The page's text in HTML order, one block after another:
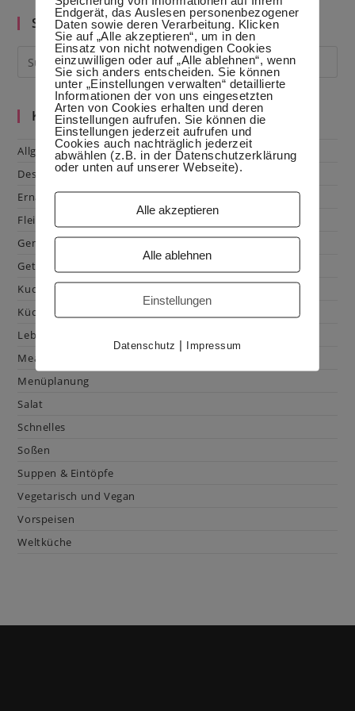
Schnelles
Abendbrot
Suche im Blog
Kategorien
Allgemein
Dessert
Ernährung
Fleisch & Geflügel
Gemüse
Getränke
Kuchen & Gebäck
Küchenhacks
Lebensmittelkunde
Mealprep
Menüplanung
Salat
Schnelles
Soßen
Suppen & Eintöpfe
Vegetarisch und Vegan
Vorspeisen
Weltküche
Endgerät, das Auslesen personenbezogener
Daten sowie deren Verarbeitung. Klicken
Sie auf „Alle akzeptieren“, um in den
Einsatz von nicht notwendigen Cookies
einzuwilligen oder auf „Alle ablehnen“, wenn
Sie sich anders entscheiden. Sie können
unter „Einstellungen verwalten“ detaillierte
Informationen der von uns eingesetzten
Arten von Cookies erhalten und deren
Einstellungen aufrufen. Sie können die
Einstellungen jederzeit aufrufen und
Cookies auch nachträglich jederzeit
abwählen (z.B. in der Datenschutzerklärung
oder unten auf unserer Webseite).
Alle akzeptieren
Alle ablehnen
Einstellungen
Datenschutz | Impressum